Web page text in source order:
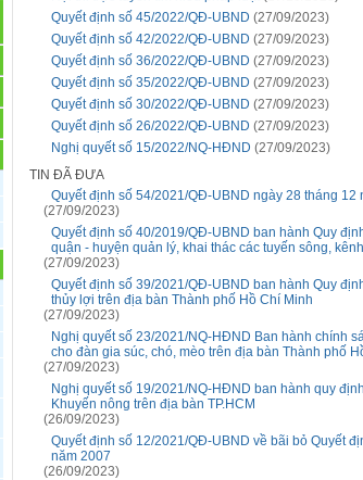
Quyết định số 45/2022/QĐ-UBND (27/09/2023)
Quyết định số 42/2022/QĐ-UBND (27/09/2023)
Quyết định số 36/2022/QĐ-UBND (27/09/2023)
Quyết định số 35/2022/QĐ-UBND (27/09/2023)
Quyết định số 30/2022/QĐ-UBND (27/09/2023)
Quyết định số 26/2022/QĐ-UBND (27/09/2023)
Nghị quyết số 15/2022/NQ-HĐND (27/09/2023)
TIN ĐÃ ĐƯA
Quyết định số 54/2021/QĐ-UBND ngày 28 tháng
(27/09/2023)
Quyết định số 40/2019/QĐ-UBND ban hành Quy
quận - huyện quản lý, khai thác các tuyến sông,
(27/09/2023)
Quyết định số 39/2021/QĐ-UBND ban hành Quy
thủy lợi trên địa bàn Thành phố Hồ Chí Minh
(27/09/2023)
Nghị quyết số 23/2021/NQ-HĐND Ban hành chính
cho đàn gia súc, chó, mèo trên địa bàn Thành phố
(27/09/2023)
Nghị quyết số 19/2021/NQ-HĐND ban hành quy
Khuyến nông trên địa bàn TP.HCM
(26/09/2023)
Quyết định số 12/2021/QĐ-UBND về bãi bỏ Quyết
năm 2007
(26/09/2023)